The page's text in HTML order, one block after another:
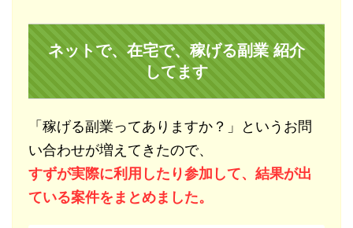
ネットで、在宅で、稼げる副業 紹介
してます
「稼げる副業ってありますか？」というお問
い合わせが増えてきたので、
すずが実際に利用したり参加して、結果が出
ている案件をまとめました。